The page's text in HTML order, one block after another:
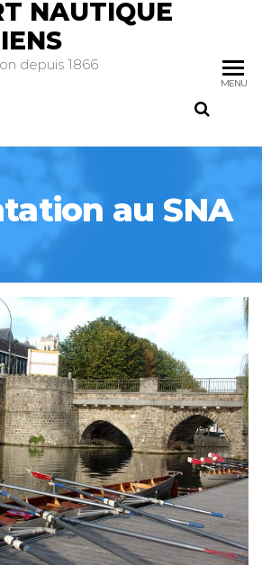
NAUTIQUE
depuis 1866
MENU
au SNA